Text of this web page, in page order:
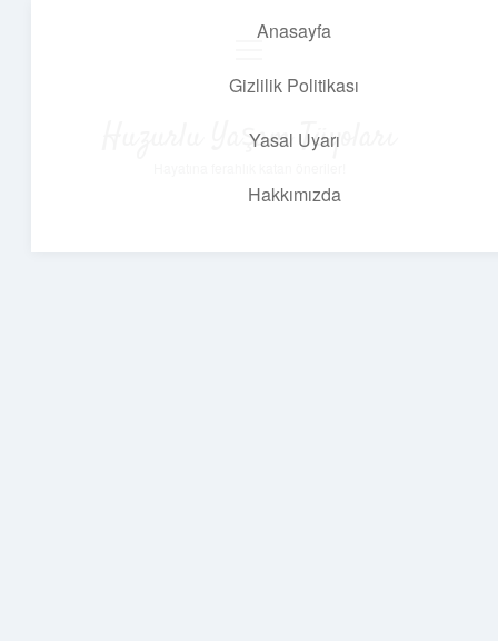
Anasayfa
Gizlilik Politikası
Yasal Uyarı
Hakkımızda
Huzurlu Yaşam Tüyoları